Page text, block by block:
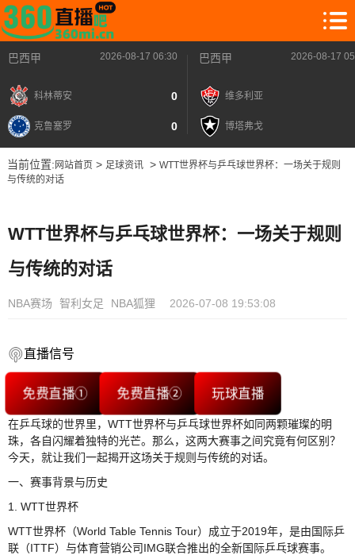
巴西甲 2026-08-17 06:30
科林蒂安 0
克鲁塞罗 0
巴西甲 2026-08-17
维多利亚
博塔弗戈
当前位置: 网站首页> 足球资讯> WTT世界杯与乒乓球世界杯：一场关于规则
与传统的对话
WTT世界杯与乒乓球世界杯：一场关于规则
与传统的对话
NBA赛场 智利女足 NBA狐狸 2026-07-08 19:53:08
直播信号
免费直播① 免费直播② 玩球直播
在乒乓球的世界里，WTT世界杯与乒乓球世界杯如同两颗璀璨的明
珠，各自闪耀着独特的光芒。那么，这两大赛事之间究竟有何区别？
今天，就让我们一起揭开这场关于规则与传统的对话。
一、赛事背景与历史
1. WTT世界杯
WTT世界杯（World Table Tennis Tour）成立于2019年，是由国际乒
联（ITTF）与体育营销公司IMG联合推出的全新国际乒乓球赛事。